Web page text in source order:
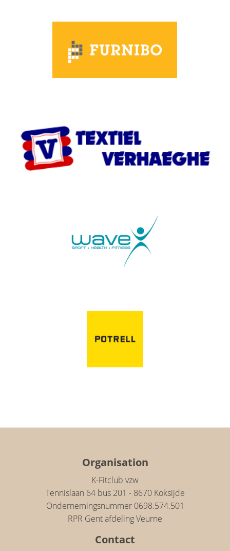
Organisation
K-Fitclub vzw
Tennislaan 64 bus 201 - 8670 Koksijde
Ondernemingsnummer 0698.574.501
RPR Gent afdeling Veurne
Contact